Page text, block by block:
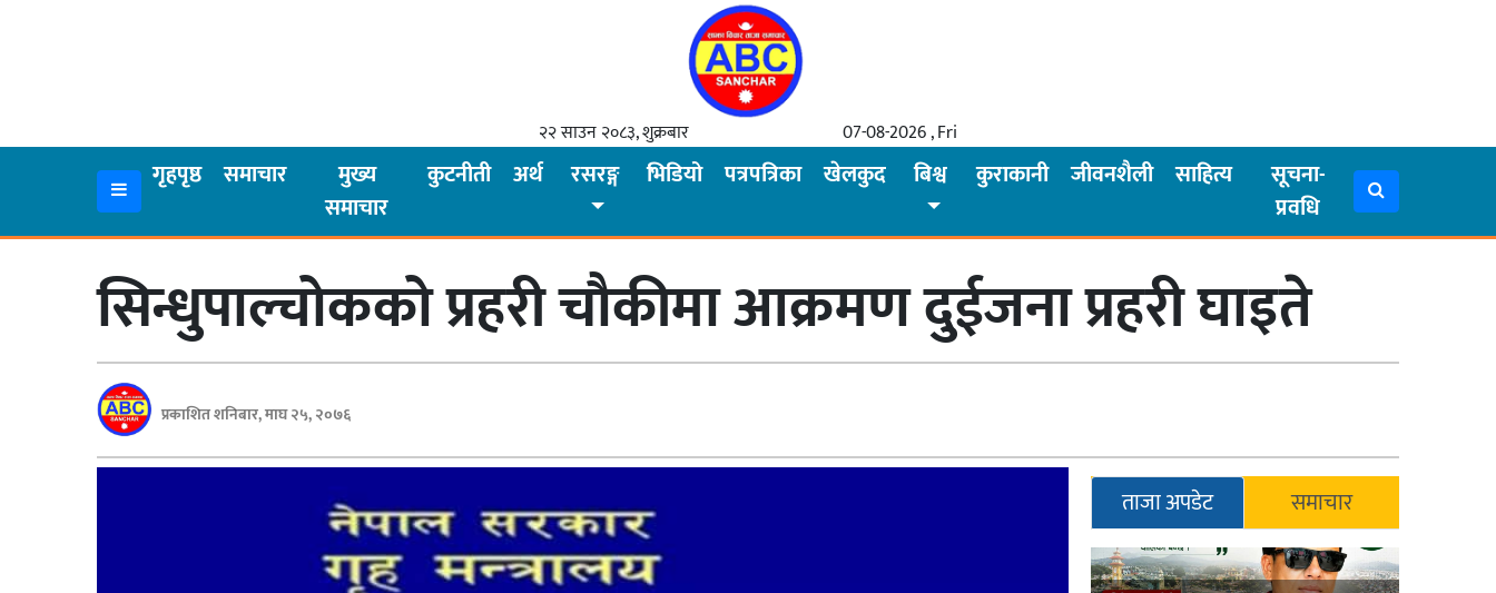
२२ साउन २०८३, शुक्रबार 07-08-2026 , Fri
गृहपृष्ठ समाचार
मुख्य
समाचार
कुटनीती अर्थ रसरङ्ग भिडियो पत्रपत्रिका खेलकुद बिश्व कुराकानी जीवनशैली साहित्य
सूचना-
प्रवधि
समाचार
सिन्धुपाल्चोकको प्रहरी चौकीमा आक्रमण दुईजना प्रहरी घाइते
प्रकाशित शनिबार, माघ २५, २०७६
ताजा अपडेट समाचार